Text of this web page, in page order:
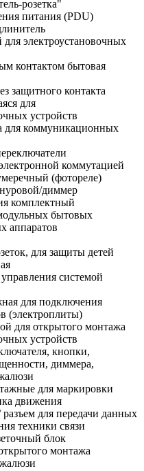
розетка"
питания (PDU)
электроустановочных
контактом бытовая
защитного контакта
для
устройств
для коммуникационных
коммутацией
(фотореле)
диммер
комплектный
бытовых
аппаратов
для защиты детей
системой
для подключения
(электроплиты)
для открытого монтажа
устройств
кнопки,
диммера,
для маркировки
движения
для передачи данных
техники связи
блок
монтажа